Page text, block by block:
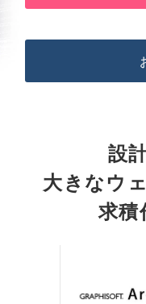
オンラインストア
採用情報
設
大きなウ
求積